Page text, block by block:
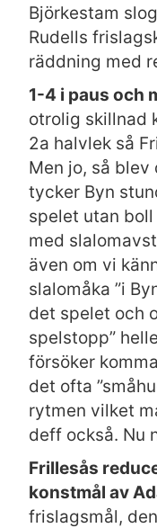
Björkestam
Rudells
räddning med
1-4 i paus och
otrolig skillnad
2a halvlek så
Men jo, så
tycker Byn
spelet utan
med
även om vi
slalomåka ”i
det spelet och
spelstopp”
försöker
det ofta
rytmen vilket
deff också. Nu
Frillesås
konstmål av
frislagsmål,